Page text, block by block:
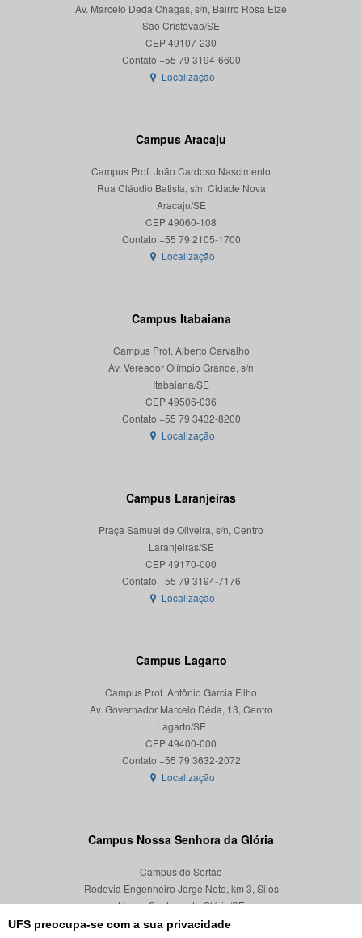
UFS preocupa-se com a sua privacidade
Av. Marcelo Deda Chagas, s/n, Bairro Rosa Elze
São Cristóvão/SE
CEP 49107-230
Localização
Campus Aracaju
Campus Prof. João Cardoso Nascimento
Rua Cláudio Batista, s/n, Cidade Nova
Aracaju/SE
CEP 49060-108
Localização
Campus Itabaiana
Campus Prof. Alberto Carvalho
Av. Vereador Olímpio Grande, s/n
Itabaiana/SE
CEP 49506-036
Localização
Campus Laranjeiras
Praça Samuel de Oliveira, s/n, Centro
Laranjeiras/SE
CEP 49170-000
Localização
Campus Lagarto
Campus Prof. Antônio Garcia Filho
Av. Governador Marcelo Déda, 13, Centro
Lagarto/SE
CEP 49400-000
Localização
Campus Nossa Senhora da Glória
Campus do Sertão
Rodovia Engenheiro Jorge Neto, km 3, Silos
Nossa Senhora da Glória/SE
CEP 49680-000